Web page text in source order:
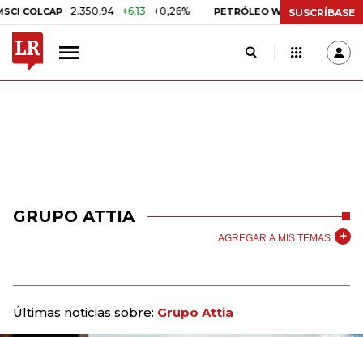
2.350,94 +6,13 +0,26% PETRÓLEO WTI US$ 78,01 US$
SUSCRÍBASE
GRUPO ATTIA
AGREGAR A MIS TEMAS
Últimas noticias sobre: Grupo Attia